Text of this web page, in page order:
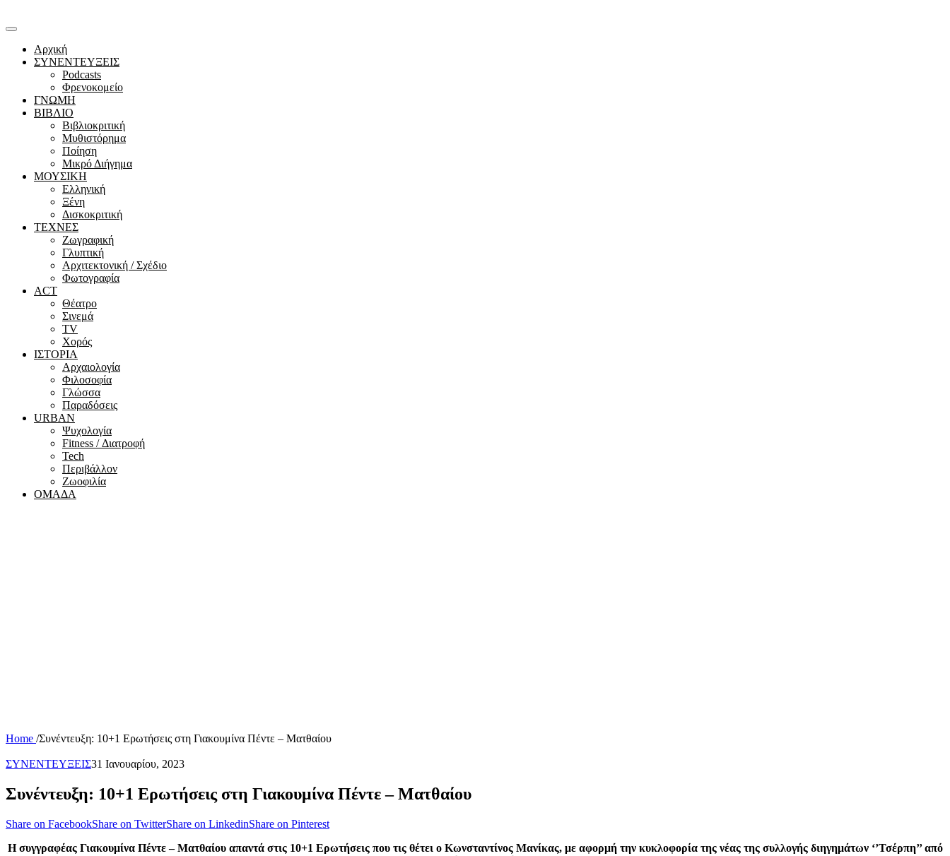
Αρχική
ΣΥΝΕΝΤΕΥΞΕΙΣ
Podcasts
Φρενοκομείο
ΓΝΩΜΗ
ΒΙΒΛΙΟ
Βιβλιοκριτική
Μυθιστόρημα
Ποίηση
Μικρό Διήγημα
ΜΟΥΣΙΚΗ
Ελληνική
Ξένη
Δισκοκριτική
ΤΕΧΝΕΣ
Ζωγραφική
Γλυπτική
Αρχιτεκτονική / Σχέδιο
Φωτογραφία
ACT
Θέατρο
Σινεμά
ΤV
Χορός
ΙΣΤΟΡΙΑ
Αρχαιολογία
Φιλοσοφία
Γλώσσα
Παραδόσεις
URBAN
Ψυχολογία
Fitness / Διατροφή
Tech
Περιβάλλον
Ζωοφιλία
ΟΜΑΔΑ
Home /Συνέντευξη: 10+1 Ερωτήσεις στη Γιακουμίνα Πέντε – Ματθαίου
ΣΥΝΕΝΤΕΥΞΕΙΣ31 Ιανουαρίου, 2023
Συνέντευξη: 10+1 Ερωτήσεις στη Γιακουμίνα Πέντε – Ματθαίου
Share on FacebookShare on TwitterShare on LinkedinShare on Pinterest
Η συγγραφέας Γιακουμίνα Πέντε – Ματθαίου απαντά στις 10+1 Ερωτήσεις που τις θέτει ο Κωνσταντίνος Μανίκας, με αφορμή την κυκλοφορία της νέας της συλλογής διηγημάτων ‘’Τσέρπη’’ από